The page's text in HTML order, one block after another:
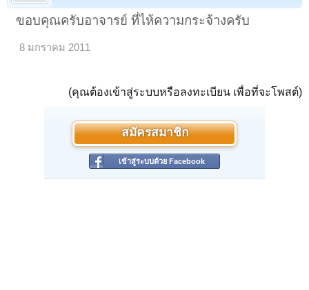
ขอบคุณครับอาจารย์ ที่ไห้ความกระจ้างครับ
8 มกราคม 2011
(คุณต้องเข้าสู่ระบบหรือลงทะเบียน เพื่อที่จะโพสต์)
สมัครสมาชิก
เข้าสู่ระบบด้วย Facebook